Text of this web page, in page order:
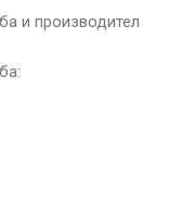
и производител